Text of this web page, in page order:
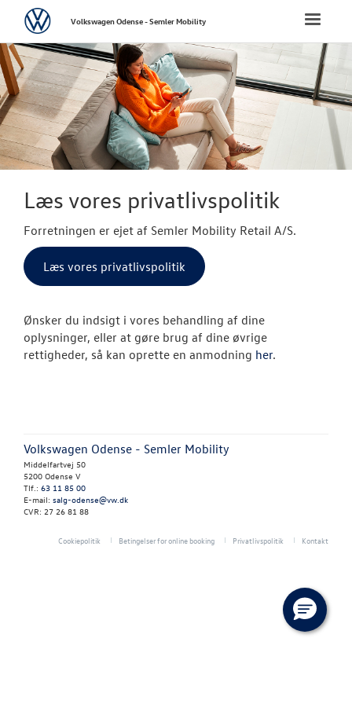
FORSIDE
NYE
NYE VAREBILER
BRUGTE BILER
CALIFORNIA
TILBEHØR
Toggle
VolkswagenVolkswagen Odense - Semler Mobility
Læs vores privatlivspolitik
Forretningen er ejet af Semler Mobility Retail A/S.
Læs vores privatlivspolitik
Ønsker du indsigt i vores behandling af dine
oplysninger, eller at gøre brug af dine øvrige
rettigheder, så kan oprette en anmodning her.
Volkswagen Odense - Semler Mobility
Middelfartvej 50
5200 Odense V
Tlf.: 63 11 85 00
E-mail: salg-odense@vw.dk
CVR: 27 26 81 88
Cookiepolitik Betingelser for online booking Privatlivspolitik Kontakt